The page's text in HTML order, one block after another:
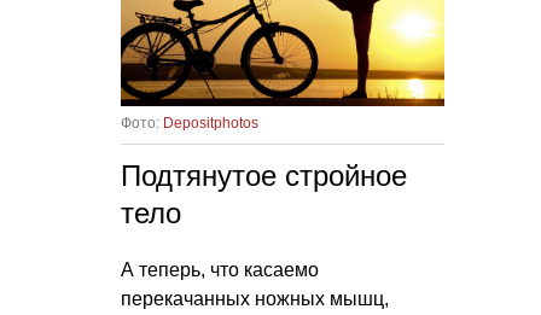
Фото: Depositphotos
Подтянутое стройное
тело
А теперь, что касаемо
перекачанных ножных мышц,